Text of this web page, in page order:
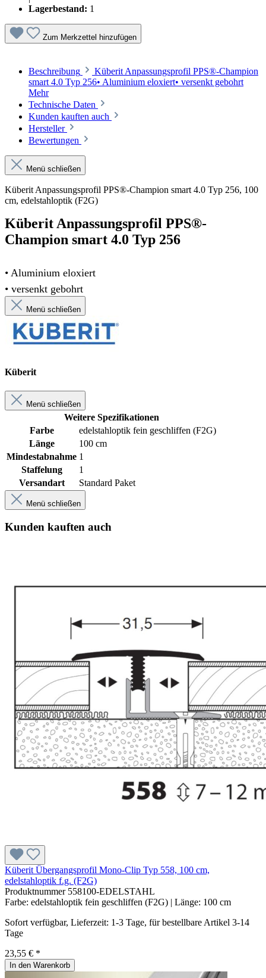
Lagerbestand: 1
Zum Merkzettel hinzufügen
Beschreibung
Küberit Anpassungsprofil PPS®-Champion
smart 4.0 Typ 256• Aluminium eloxiert• versenkt gebohrt
Mehr
Technische Daten
Kunden kauften auch
Hersteller
Bewertungen
Menü schließen
Küberit Anpassungsprofil PPS®-Champion smart 4.0 Typ 256, 100
cm, edelstahloptik (F2G)
Küberit Anpassungsprofil PPS®-
Champion smart 4.0 Typ 256
• Aluminium eloxiert
• versenkt gebohrt
Menü schließen
Küberit
Menü schließen
Weitere Spezifikationen
Farbe
edelstahloptik fein geschliffen (F2G)
Länge
100 cm
Mindestabnahme 1
Staffelung
1
Versandart
Standard Paket
Menü schließen
Kunden kauften auch
Küberit Übergangsprofil Mono-Clip Typ 558, 100 cm,
edelstahloptik f.g. (F2G)
Produktnummer 558100-EDELSTAHL
Farbe: edelstahloptik fein geschliffen (F2G) | Länge: 100 cm
Sofort verfügbar, Lieferzeit: 1-3 Tage, für bestellbare Artikel 3-14
Tage
23,55 € *
In den Warenkorb